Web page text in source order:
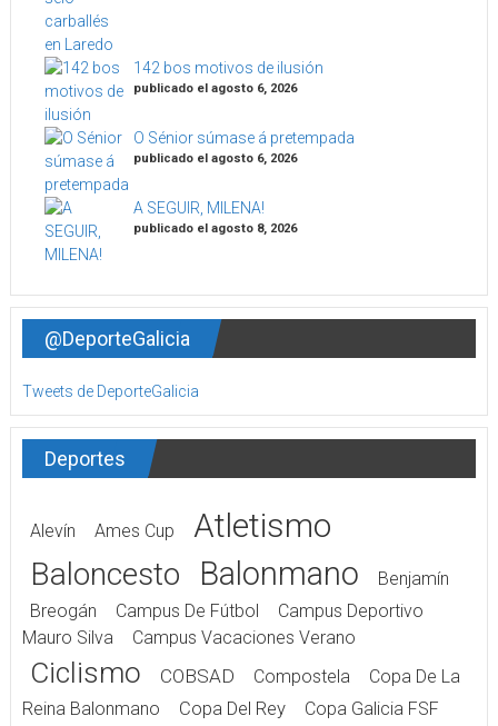
142 bos motivos de ilusión
publicado el agosto 6, 2026
O Sénior súmase á pretempada
publicado el agosto 6, 2026
A SEGUIR, MILENA!
publicado el agosto 8, 2026
@DeporteGalicia
Tweets de DeporteGalicia
Deportes
Alevín Ames Cup Atletismo
Baloncesto Balonmano
Benjamín
Breogán
Campus De Fútbol
Campus Deportivo
Mauro Silva
Campus Vacaciones Verano
Ciclismo COBSAD Compostela
Copa De La
Reina Balonmano
Copa Del Rey
Copa Galicia FSF